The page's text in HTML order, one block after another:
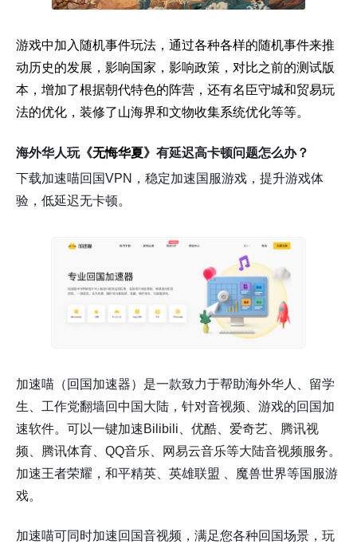
游戏中加入随机事件玩法，通过各种各样的随机事件来推
动历史的发展，影响国家，影响政策，对比之前的测试版
本，增加了根据朝代特色的阵营，还有名臣守城和贸易玩
法的优化，装修了山海界和文物收集系统优化等等。
海外华人玩《无悔华夏》有延迟高卡顿问题怎么办？
下载加速喵回国VPN，稳定加速国服游戏，提升游戏体
验，低延迟无卡顿。
加速喵（回国加速器）是一款致力于帮助海外华人、留学
生、工作党翻墙回中国大陆，针对音视频、游戏的回国加
速软件。可以一键加速Bilibili、优酷、爱奇艺、腾讯视
频、腾讯体育、QQ音乐、网易云音乐等大陆音视频服务。
加速王者荣耀，和平精英、英雄联盟 、魔兽世界等国服游
戏。
加速喵可同时加速回国音视频，满足您各种回国场景，玩